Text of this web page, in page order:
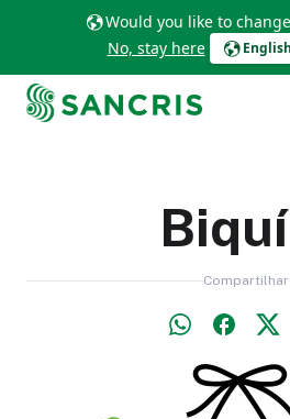
Would you like to
No, stay here
English
Compartilhar